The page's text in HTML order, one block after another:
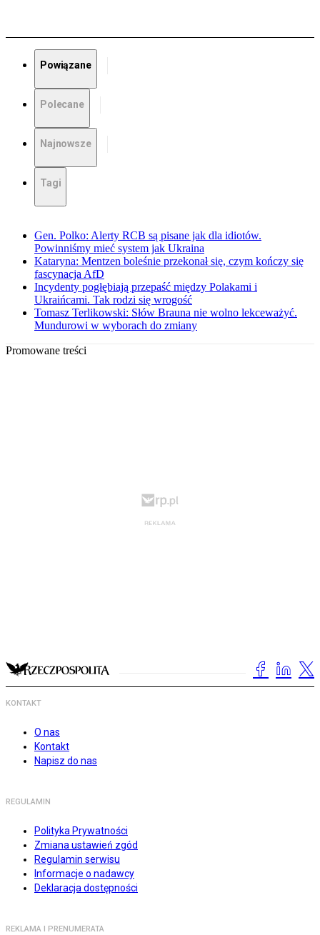
Powiązane
Polecane
Najnowsze
Tagi
Gen. Polko: Alerty RCB są pisane jak dla idiotów.
Powinniśmy mieć system jak Ukraina
Kataryna: Mentzen boleśnie przekonał się, czym kończy się
fascynacja AfD
Incydenty pogłębiają przepaść między Polakami i
Ukraińcami. Tak rodzi się wrogość
Tomasz Terlikowski: Słów Brauna nie wolno lekceważyć.
Mundurowi w wyborach do zmiany
Promowane treści
KONTAKT
O nas
Kontakt
Napisz do nas
REGULAMIN
Polityka Prywatności
Zmiana ustawień zgód
Regulamin serwisu
Informacje o nadawcy
Deklaracja dostępności
REKLAMA I PRENUMERATA